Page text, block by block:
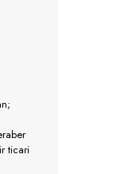
ticari